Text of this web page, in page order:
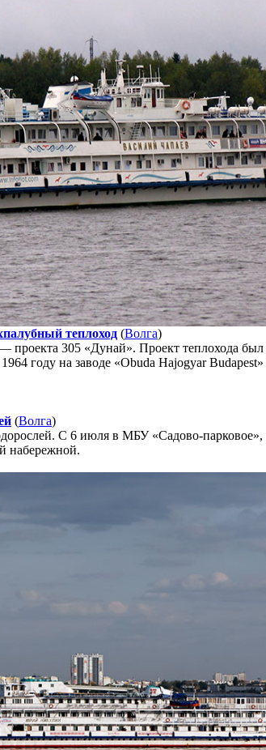
теплоход (Волга)
проекта 305 «Дунай». Проект теплохода
году на заводе «Obuda Hajogyar
(Волга)
С 6 июля в МБУ «Садово-парковое»,
набережной.